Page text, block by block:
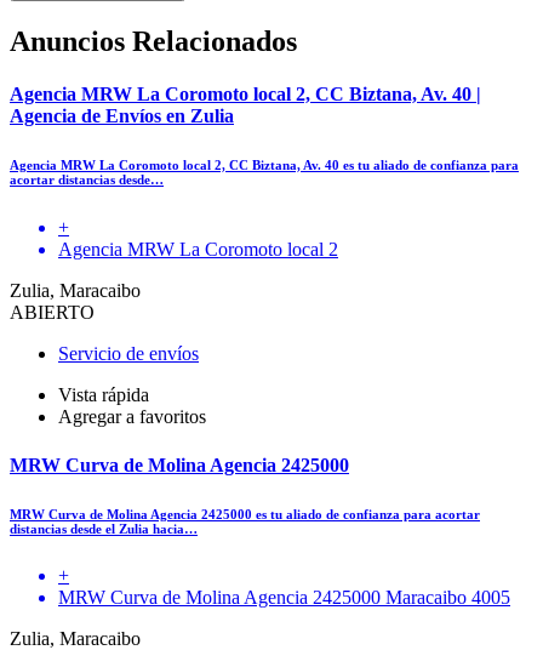
Anuncios Relacionados
Agencia MRW La Coromoto local 2, CC Biztana, Av. 40 |
Agencia de Envíos en Zulia
Agencia MRW La Coromoto local 2, CC Biztana, Av. 40 es tu aliado de confianza para
acortar distancias desde…
+
Agencia MRW La Coromoto local 2
Zulia, Maracaibo
ABIERTO
Servicio de envíos
Vista rápida
Agregar a favoritos
MRW Curva de Molina Agencia 2425000
MRW Curva de Molina Agencia 2425000 es tu aliado de confianza para acortar
distancias desde el Zulia hacia…
+
MRW Curva de Molina Agencia 2425000 Maracaibo 4005
Zulia, Maracaibo